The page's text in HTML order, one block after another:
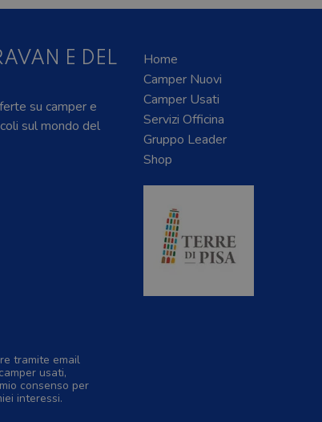
E DEL
su camper e
sul mondo del
tramite email
usati,
consenso per
interessi.
Home
Camper Nuovi
Camper Usati
Servizi Officina
Gruppo Leader
Shop